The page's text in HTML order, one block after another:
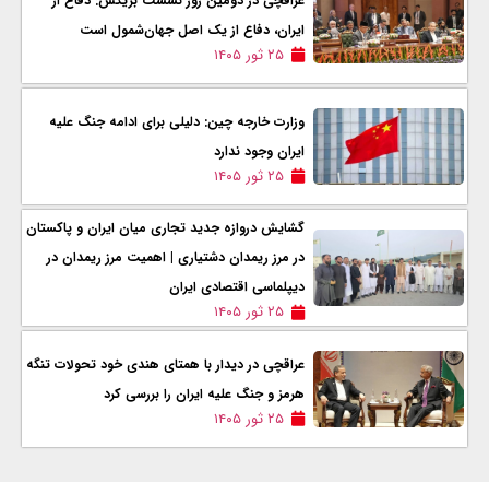
ایران، دفاع از یک اصل جهان‌شمول است
۲۵ ثور ۱۴۰۵
وزارت خارجه چین: دلیلی برای ادامه جنگ علیه
ایران وجود ندارد
۲۵ ثور ۱۴۰۵
گشایش دروازه‌ جدید تجاری میان ایران و پاکستان
در مرز ریمدان دشتیاری | اهمیت مرز ریمدان در
دیپلماسی اقتصادی ایران
۲۵ ثور ۱۴۰۵
عراقچی در دیدار با همتای هندی خود تحولات تنگه
هرمز و جنگ علیه ایران را بررسی کرد
۲۵ ثور ۱۴۰۵